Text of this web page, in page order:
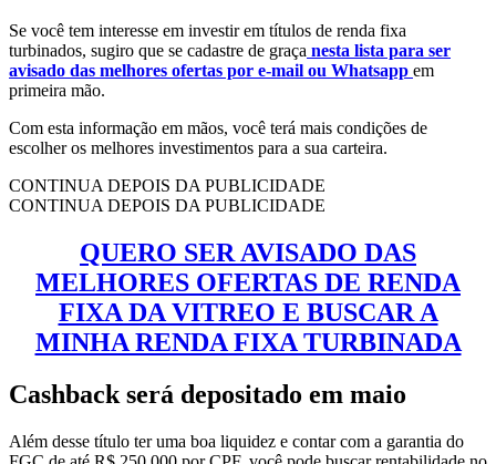
Se você tem interesse em investir em títulos de renda fixa
turbinados, sugiro que se cadastre de graça nesta lista para ser
avisado das melhores ofertas por e-mail ou Whatsapp em
primeira mão.
Com esta informação em mãos, você terá mais condições de
escolher os melhores investimentos para a sua carteira.
CONTINUA DEPOIS DA PUBLICIDADE
CONTINUA DEPOIS DA PUBLICIDADE
QUERO SER AVISADO DAS
MELHORES OFERTAS DE RENDA
FIXA DA VITREO E BUSCAR A
MINHA RENDA FIXA TURBINADA
Cashback será depositado em maio
Além desse título ter uma boa liquidez e contar com a garantia do